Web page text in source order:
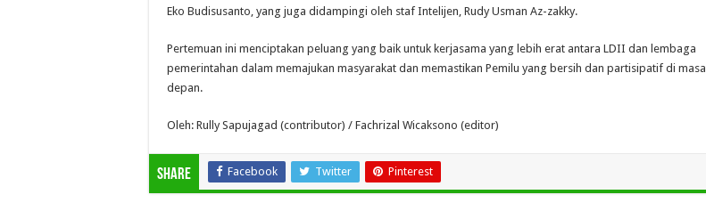
Eko Budisusanto, yang juga didampingi oleh staf Intelijen, Rudy Usman Az-zakky.
Pertemuan ini menciptakan peluang yang baik untuk kerjasama yang lebih erat antara LDII dan lembaga
pemerintahan dalam memajukan masyarakat dan memastikan Pemilu yang bersih dan partisipatif di masa
depan.
Oleh: Rully Sapujagad (contributor) / Fachrizal Wicaksono (editor)
Share Facebook Twitter Pinterest